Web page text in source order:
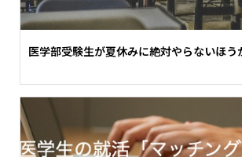
医学部受験生が夏休みに絶対やらないほう